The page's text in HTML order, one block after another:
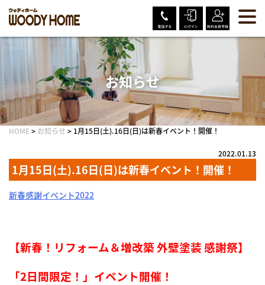
Skip
content
お知らせ
HOME> お知らせ > 1月15日(土).16日(日)は新春イベント！開催！
2022.01.13
1月15日(土).16日(日)は新春イベント！開催！
新春感謝イベント2022
【新春！リフォーム＆増改築 外壁塗装感謝祭】
「2日間限定！」イベント開催！